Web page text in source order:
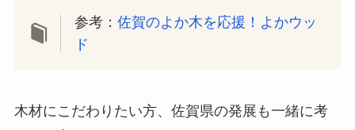
参考：佐賀のよか木を応援！よかウッ
ド
木材にこだわりたい方、佐賀県の発展も一緒に考